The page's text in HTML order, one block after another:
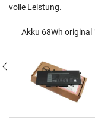
volle Leistung.
Akku 68Wh original